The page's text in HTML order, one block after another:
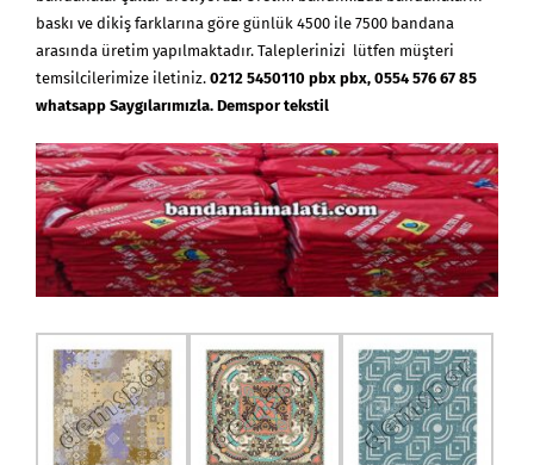
baskı ve dikiş farklarına göre günlük 4500 ile 7500 bandana
arasında üretim yapılmaktadır. Taleplerinizi lütfen müşteri
temsilcilerimize iletiniz. 0212 5450110 pbx pbx, 0554 576 67 85
whatsapp Saygılarımızla. Demspor tekstil